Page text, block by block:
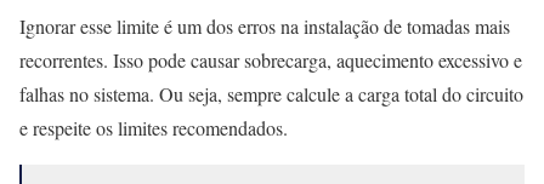
Ignorar esse limite é um dos erros na instalação de tomadas mais
recorrentes. Isso pode causar sobrecarga, aquecimento excessivo e
falhas no sistema. Ou seja, sempre calcule a carga total do circuito
e respeite os limites recomendados.